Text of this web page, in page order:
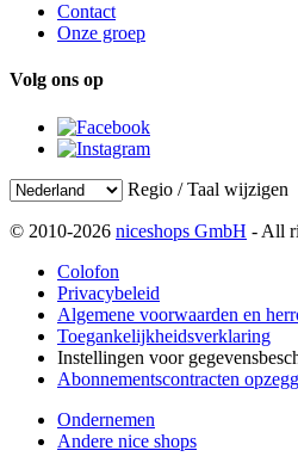
Contact
Onze groep
Volg ons op
Regio / Taal wijzigen
© 2010-2026 niceshops GmbH - All
Colofon
Privacybeleid
Algemene voorwaarden en
Toegankelijkheidsverklaring
Instellingen voor
Abonnementscontracten
Ondernemen
Andere nice shops